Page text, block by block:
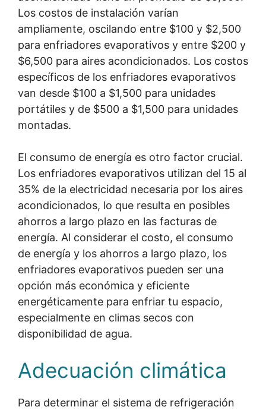
Los costos de instalación varían
ampliamente, oscilando entre $100 y $2,500
para enfriadores evaporativos y entre $200 y
$6,500 para aires acondicionados. Los costos
específicos de los enfriadores evaporativos
van desde $100 a $1,500 para unidades
portátiles y de $500 a $1,500 para unidades
montadas.
El consumo de energía es otro factor crucial.
Los enfriadores evaporativos utilizan del 15 al
35% de la electricidad necesaria por los aires
acondicionados, lo que resulta en posibles
ahorros a largo plazo en las facturas de
energía. Al considerar el costo, el consumo
de energía y los ahorros a largo plazo, los
enfriadores evaporativos pueden ser una
opción más económica y eficiente
energéticamente para enfriar tu espacio,
especialmente en climas secos con
disponibilidad de agua.
Adecuación climática
Para determinar el sistema de refrigeración